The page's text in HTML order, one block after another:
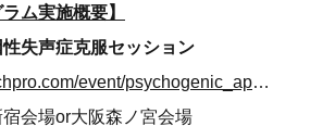
ム実施概要】
失声症克服セッション
会場or大阪森ノ宮会場